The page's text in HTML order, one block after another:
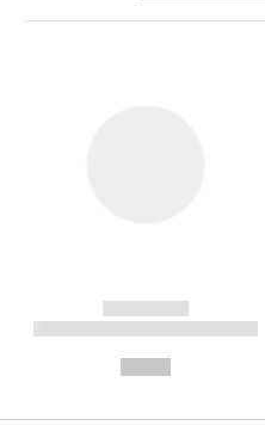
------------
----------- ----------- --------